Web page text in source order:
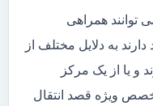
توانند همراهی
به دلایل مختلف از
و یا از یک مرکز
ویژه قصد انتقال